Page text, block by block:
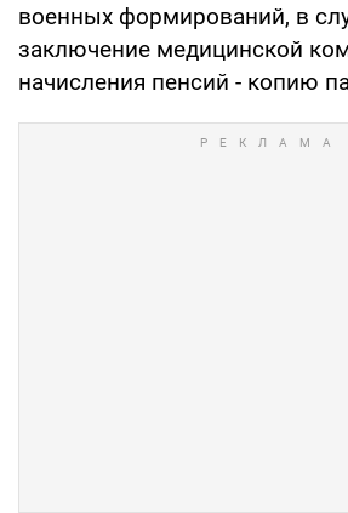
военных формирований, в
заключение медицинской
начисления пенсий - копию